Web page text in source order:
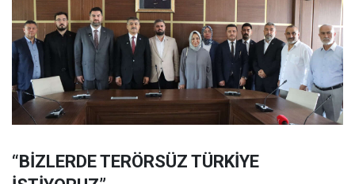
“BİZLERDE TERÖRSÜZ TÜRKİYE